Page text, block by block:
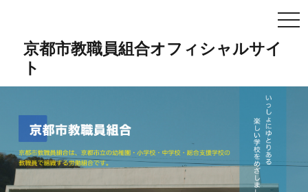
京都市教職員組合オフィシャルサイ
ト